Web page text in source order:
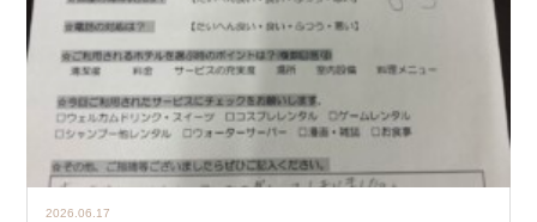
2026.06.17